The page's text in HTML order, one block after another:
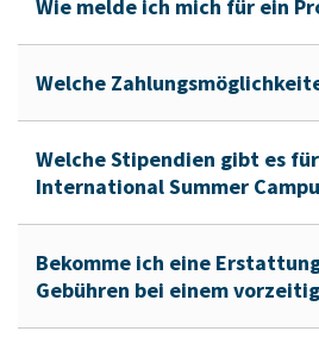
Wie melde ich mich für ein
Welche
Welche Stipendien gibt es
International Summer
Bekomme ich eine
Gebühren bei einem